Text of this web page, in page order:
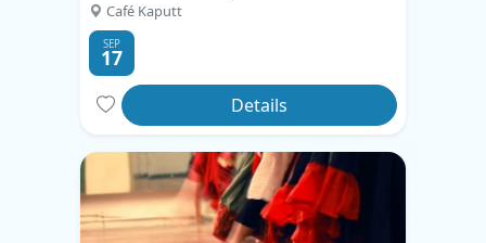
Café Kaputt
SEP
17
Details